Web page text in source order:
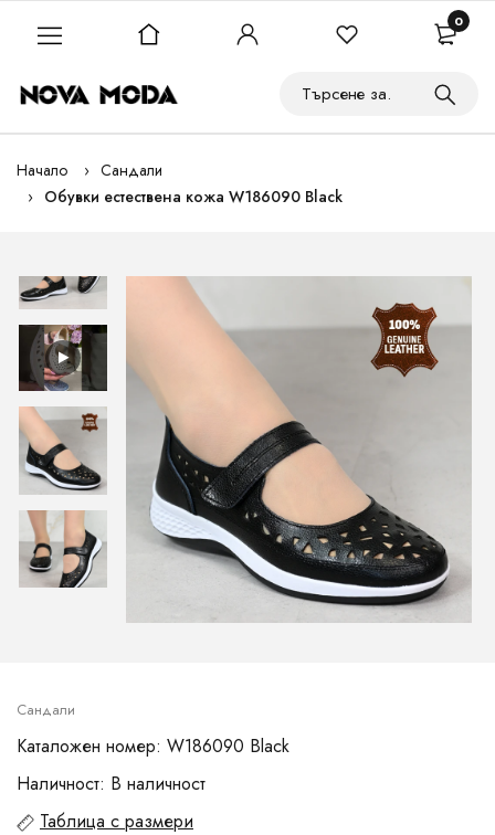
Начало
Сандали
Обувки естествена кожа W186090 Black
Сандали
Каталожен номер: W186090 Black
Наличност: В наличност
Таблица с размери
0